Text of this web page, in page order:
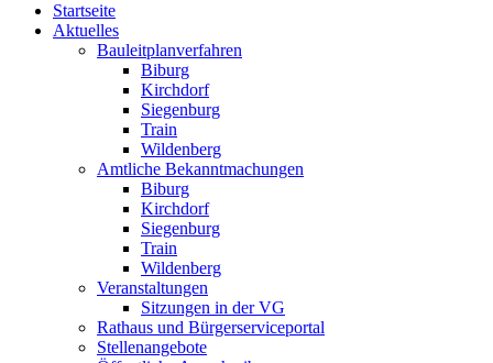
Startseite
Aktuelles
Bauleitplanverfahren
Biburg
Kirchdorf
Siegenburg
Train
Wildenberg
Amtliche Bekanntmachungen
Biburg
Kirchdorf
Siegenburg
Train
Wildenberg
Veranstaltungen
Sitzungen in der VG
Rathaus und Bürgerserviceportal
Stellenangebote